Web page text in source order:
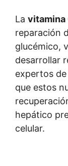
La vitamina
reparación
glucémico,
desarrollar
expertos
que estos
hepático
celular.